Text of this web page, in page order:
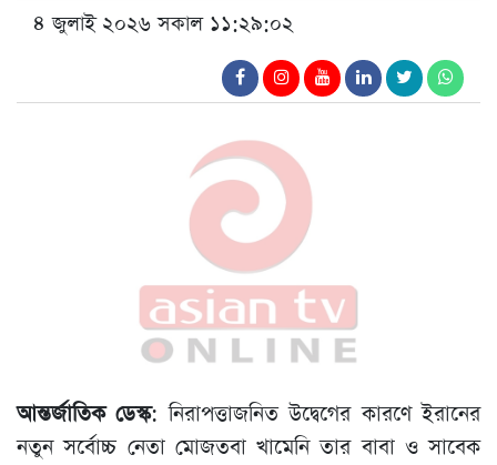
৪ জুলাই ২০২৬ সকাল ১১:২৯:০২
আন্তর্জাতিক ডেস্ক: নিরাপত্তাজনিত উদ্বেগের কারণে ইরানের
নতুন সর্বোচ্চ নেতা মোজতবা খামেনি তার বাবা ও সাবেক